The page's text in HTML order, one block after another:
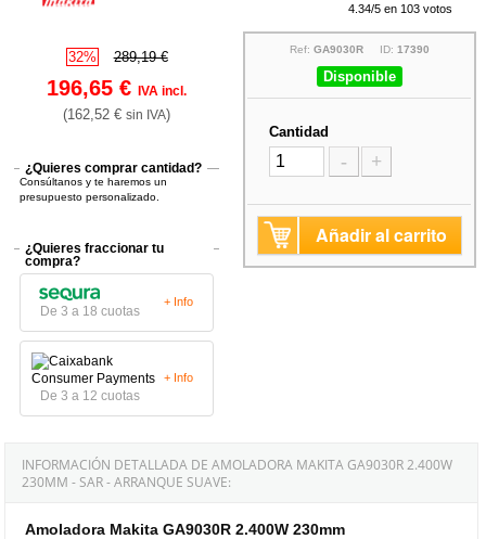
4.34/5 en 103 votos
32% 289,19 €
196,65 €IVA incl.
(162,52 €sin IVA)
¿Quieres comprar cantidad?
Consúltanos y te haremos un
presupuesto personalizado.
¿Quieres fraccionar tu
compra?
De 3 a 18 cuotas
+ Info
De 3 a 12 cuotas
+ Info
Ref: GA9030RID: 17390
Disponible
Cantidad
- +
Añadir al carrito
INFORMACIÓN DETALLADA DE AMOLADORA MAKITA GA9030R 2.400W
230MM - SAR - ARRANQUE SUAVE:
Amoladora Makita GA9030R 2.400W 230mm